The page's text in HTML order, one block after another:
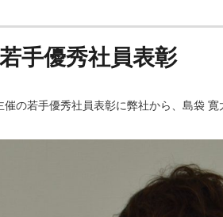
手優秀社員表彰
の若手優秀社員表彰に弊社から、島袋